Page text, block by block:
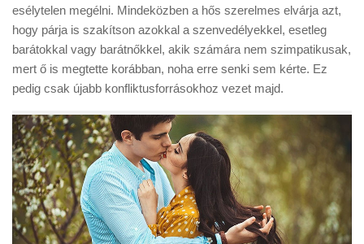
esélytelen megélni. Mindeközben a hős szerelmes elvárja azt,
hogy párja is szakítson azokkal a szenvedélyekkel, esetleg
barátokkal vagy barátnőkkel, akik számára nem szimpatikusak,
mert ő is megtette korábban, noha erre senki sem kérte. Ez
pedig csak újabb konfliktusforrásokhoz vezet majd.